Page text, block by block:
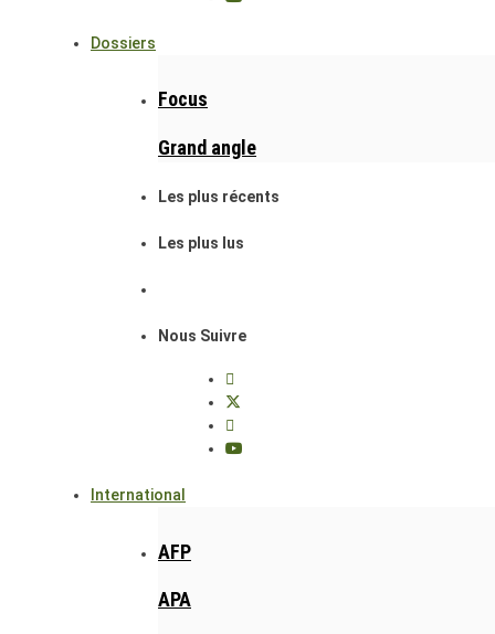
Dossiers
Focus
Grand angle
Les plus récents
Les plus lus
Nous Suivre
International
AFP
APA